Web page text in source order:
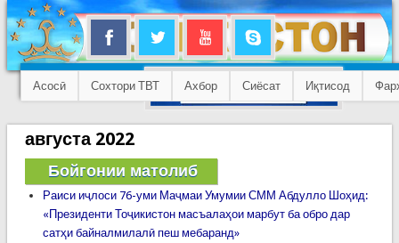
Асосӣ Сохтори ТВТ Ахбор Сиёсат Иқтисод
августа 2022
Бойгонии матолиб
Раиси иҷлоси 76-уми Маҷмаи Умумии СММ Абдулло Шоҳид:
«Президенти Тоҷикистон масъалаҳои марбут ба обро дар
сатҳи байналмилалӣ пеш мебаранд»